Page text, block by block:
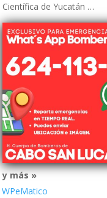
Científica de Yucatán …
y más »
WPeMatico